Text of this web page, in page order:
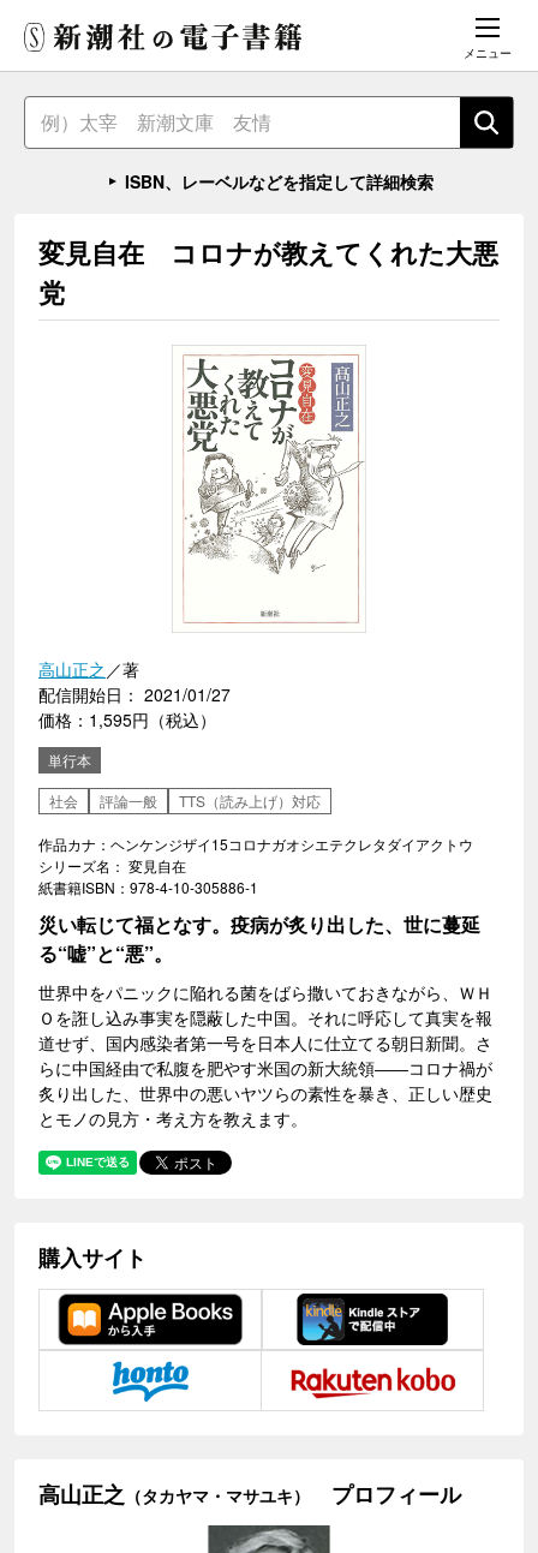
メニュー
ISBN、レーベルなどを指定して詳細検索
変見自在 コロナが教えてくれた大悪
党
高山正之 ／著
配信開始日： 2021/01/27
価格：1,595円（税込）
単行本
社会
評論一般 TTS（読み上げ）対応
作品カナ：ヘンケンジザイ15コロナガオシエテクレタダイアクトウ
シリーズ名： 変見自在
紙書籍ISBN：978-4-10-305886-1
災い転じて福となす。疫病が炙り出した、世に蔓延
る“嘘”と“悪”。
世界中をパニックに陥れる菌をばら撒いておきながら、ＷＨ
Ｏを誑し込み事実を隠蔽した中国。それに呼応して真実を報
道せず、国内感染者第一号を日本人に仕立てる朝日新聞。さ
らに中国経由で私腹を肥やす米国の新大統領――コロナ禍が
炙り出した、世界中の悪いヤツらの素性を暴き、正しい歴史
とモノの見方・考え方を教えます。
購入サイト
高山正之 （タカヤマ・マサユキ） プロフィール